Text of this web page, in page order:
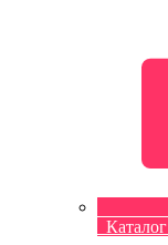
Каталог